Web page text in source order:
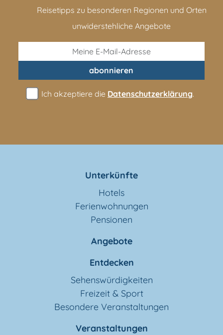
Reisetipps zu besonderen Regionen und Orten
unwiderstehliche Angebote
abonnieren
Ich akzeptiere die Datenschutzerklärung.
Unterkünfte
Hotels
Ferienwohnungen
Pensionen
Angebote
Entdecken
Sehenswürdigkeiten
Freizeit & Sport
Besondere Veranstaltungen
Veranstaltungen